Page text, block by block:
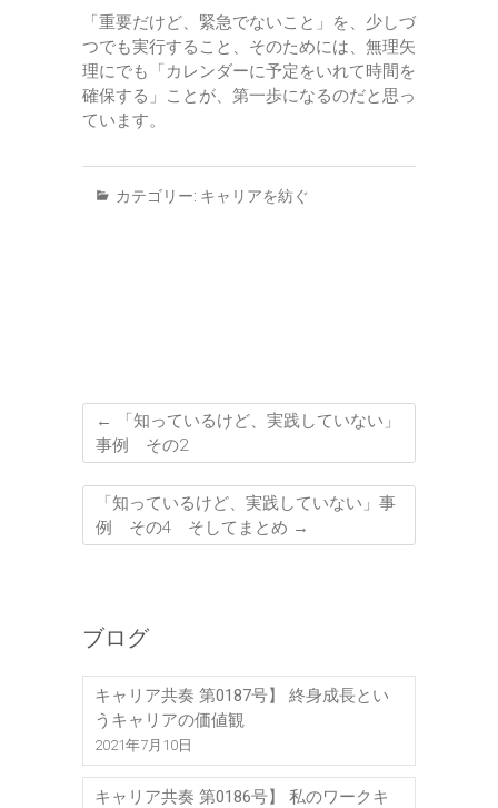
「重要だけど、緊急でないこと」を、少しづ
つでも実行すること、そのためには、無理矢
理にでも「カレンダーに予定をいれて時間を
確保する」ことが、第一歩になるのだと思っ
ています。
カテゴリー: キャリアを紡ぐ
←
「知っているけど、実践していない」
事例 その2
「知っているけど、実践していない」事
例 その4 そしてまとめ →
ブログ
キャリア共奏 第0187号】 終身成長とい
うキャリアの価値観
2021年7月10日
キャリア共奏 第0186号】 私のワークキ